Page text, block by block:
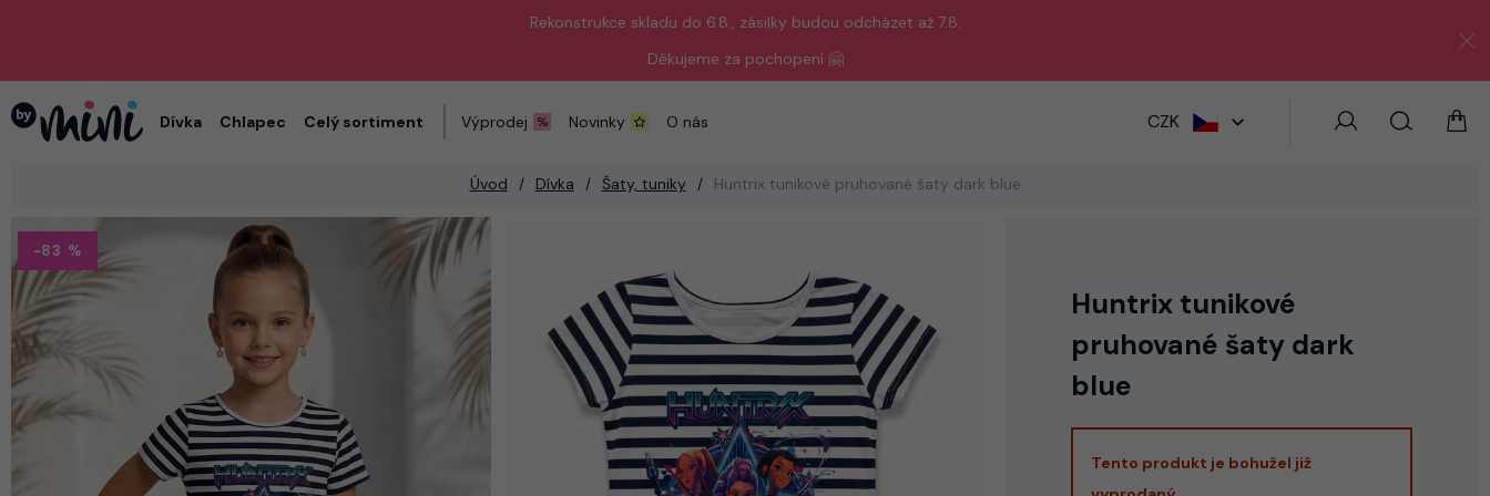
Rekonstrukce skladu do 6.8., zásilky budou odcházet až 7.8.
Děkujeme za pochopení 🤗
Dívka Chlapec Celý sortiment Výprodej Novinky O nás CZK
Úvod Dívka Šaty, tuniky Huntrix tunikové pruhované šaty dark blue
-83
Huntrix tunikové
pruhované šaty dark
blue
Tento produkt je bohužel již